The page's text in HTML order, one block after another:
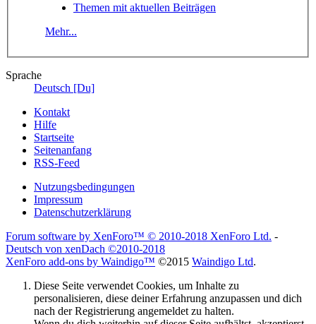
Themen mit aktuellen Beiträgen
Mehr...
Sprache
Deutsch [Du]
Kontakt
Hilfe
Startseite
Seitenanfang
RSS-Feed
Nutzungsbedingungen
Impressum
Datenschutzerklärung
Forum software by XenForo™ © 2010-2018 XenForo Ltd. -
Deutsch von xenDach ©2010-2018
XenForo add-ons by Waindigo™ ©2015 Waindigo Ltd.
Diese Seite verwendet Cookies, um Inhalte zu
personalisieren, diese deiner Erfahrung anzupassen und dich
nach der Registrierung angemeldet zu halten.